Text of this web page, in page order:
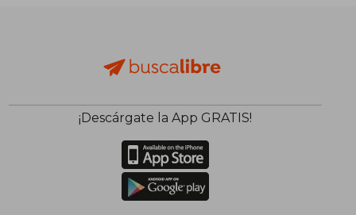
¡Descárgate la App GRATIS!